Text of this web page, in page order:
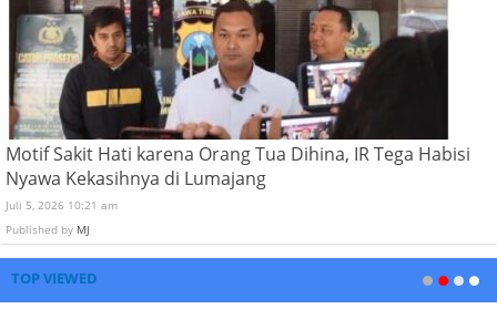
Motif Sakit Hati karena Orang Tua Dihina, IR Tega Habisi
Nyawa Kekasihnya di Lumajang
Juli 5, 2026 10:21 am
Published by MJ
TOP VIEWED